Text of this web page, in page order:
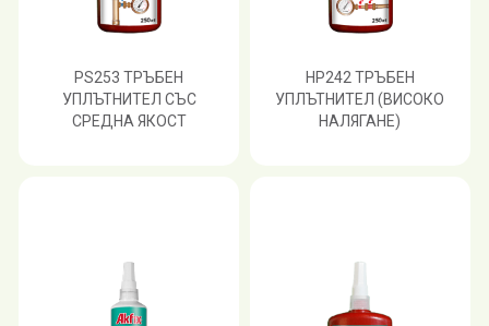
PS253 ТРЪБЕН
УПЛЪТНИТЕЛ СЪС
СРЕДНА ЯКОСТ
HP242 ТРЪБЕН
УПЛЪТНИТЕЛ (ВИСОКО
НАЛЯГАНЕ)